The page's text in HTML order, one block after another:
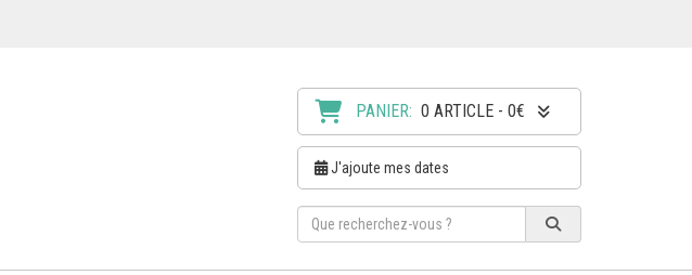
PANIER: 0 ARTICLE - 0€
J'ajoute mes dates